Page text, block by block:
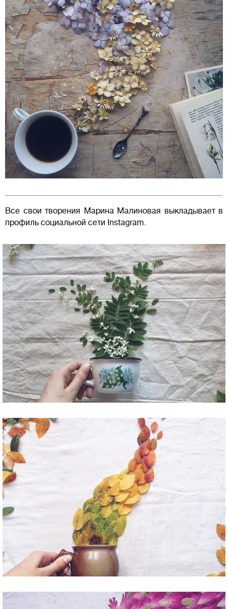
Все свои творения Марина Малиновая выкладывает в
профиль социальной сети Instagram.